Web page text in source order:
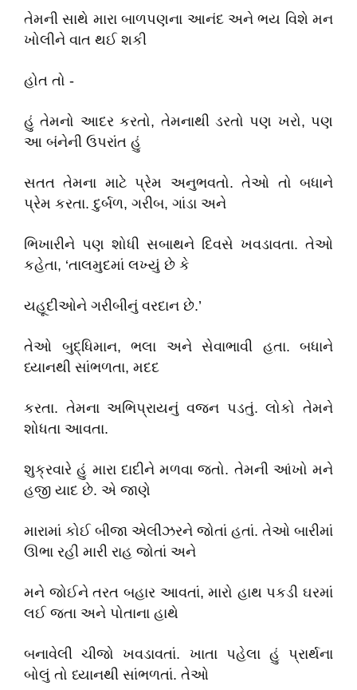
તેમની સાથે મારા બાળપણના આનંદ અને ભય વિશે મન
ખોલીને વાત થઈ શકી
હોત તો -
હું તેમનો આદર કરતો, તેમનાથી ડરતો પણ ખરો, પણ
આ બંનેની ઉપરાંત હું
સતત તેમના માટે પ્રેમ અનુભવતો. તેઓ તો બધાને
પ્રેમ કરતા. દુર્બળ, ગરીબ, ગાંડા અને
ભિખારીને પણ શોધી સબાથને દિવસે ખવડાવતા. તેઓ
કહેતા, ‘તાલમુદમાં લખ્યું છે કે
યહૂદીઓને ગરીબીનું વરદાન છે.’
તેઓ બુદ્ધિમાન, ભલા અને સેવાભાવી હતા. બધાને
ધ્યાનથી સાંભળતા, મદદ
કરતા. તેમના અભિપ્રાયનું વજન પડતું. લોકો તેમને
શોધતા આવતા.
શુક્રવારે હું મારા દાદીને મળવા જતો. તેમની આંખો મને
હજી યાદ છે. એ જાણે
મારામાં કોઈ બીજા એલીઝરને જોતાં હતાં. તેઓ બારીમાં
ઊભા રહી મારી રાહ જોતાં અને
મને જોઈને તરત બહાર આવતાં, મારો હાથ પકડી ઘરમાં
લઈ જતા અને પોતાના હાથે
બનાવેલી ચીજો ખવડાવતાં. ખાતા પહેલા હું પ્રાર્થના
બોલું તો ધ્યાનથી સાંભળતાં. તેઓ